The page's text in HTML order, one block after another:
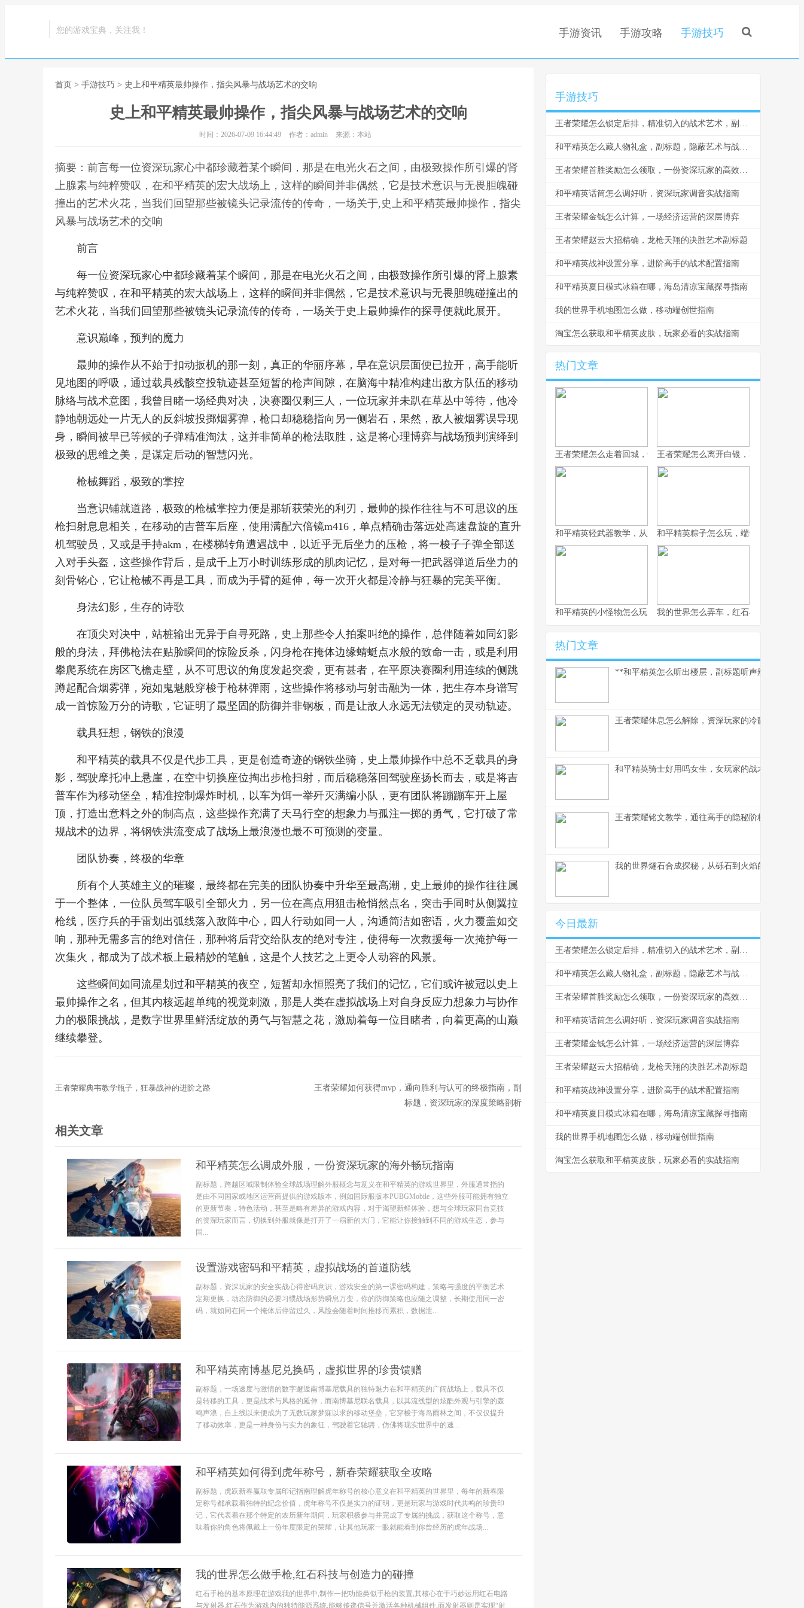
您的游戏宝典，关注我！ 手游资讯 手游攻略 手游技巧
首页 > 手游技巧 > 史上和平精英最帅操作，指尖风暴与战场艺术的交响
史上和平精英最帅操作，指尖风暴与战场艺术的交响
时间：2026-07-09 16:44:49 作者：admin 来源：本站
摘要：前言每一位资深玩家心中都珍藏着某个瞬间，那是在电光火石之间，由极致操作所引爆的肾
上腺素与纯粹赞叹，在和平精英的宏大战场上，这样的瞬间并非偶然，它是技术意识与无畏胆魄碰
撞出的艺术火花，当我们回望那些被镜头记录流传的传奇，一场关于,史上和平精英最帅操作，指尖
风暴与战场艺术的交响
前言
每一位资深玩家心中都珍藏着某个瞬间，那是在电光火石之间，由极致操作所引爆的肾上腺素
与纯粹赞叹，在和平精英的宏大战场上，这样的瞬间并非偶然，它是技术意识与无畏胆魄碰撞出的
艺术火花，当我们回望那些被镜头记录流传的传奇，一场关于史上最帅操作的探寻便就此展开。
意识巅峰，预判的魔力
最帅的操作从不始于扣动扳机的那一刻，真正的华丽序幕，早在意识层面便已拉开，高手能听
见地图的呼吸，通过载具残骸空投轨迹甚至短暂的枪声间隙，在脑海中精准构建出敌方队伍的移动
脉络与战术意图，我曾目睹一场经典对决，决赛圈仅剩三人，一位玩家并未趴在草丛中等待，他冷
静地朝远处一片无人的反斜坡投掷烟雾弹，枪口却稳稳指向另一侧岩石，果然，敌人被烟雾误导现
身，瞬间被早已等候的子弹精准淘汰，这并非简单的枪法取胜，这是将心理博弈与战场预判演绎到
极致的思维之美，是谋定后动的智慧闪光。
枪械舞蹈，极致的掌控
当意识铺就道路，极致的枪械掌控力便是那斩获荣光的利刃，最帅的操作往往与不可思议的压
枪扫射息息相关，在移动的吉普车后座，使用满配六倍镜m416，单点精确击落远处高速盘旋的直升
机驾驶员，又或是手持akm，在楼梯转角遭遇战中，以近乎无后坐力的压枪，将一梭子子弹全部送
入对手头盔，这些操作背后，是成千上万小时训练形成的肌肉记忆，是对每一把武器弹道后坐力的
刻骨铭心，它让枪械不再是工具，而成为手臂的延伸，每一次开火都是冷静与狂暴的完美平衡。
身法幻影，生存的诗歌
在顶尖对决中，站桩输出无异于自寻死路，史上那些令人拍案叫绝的操作，总伴随着如同幻影
般的身法，拜佛枪法在贴脸瞬间的惊险反杀，闪身枪在掩体边缘蜻蜓点水般的致命一击，或是利用
攀爬系统在房区飞檐走壁，从不可思议的角度发起突袭，更有甚者，在平原决赛圈利用连续的侧跳
蹲起配合烟雾弹，宛如鬼魅般穿梭于枪林弹雨，这些操作将移动与射击融为一体，把生存本身谱写
成一首惊险万分的诗歌，它证明了最坚固的防御并非钢板，而是让敌人永远无法锁定的灵动轨迹。
载具狂想，钢铁的浪漫
和平精英的载具不仅是代步工具，更是创造奇迹的钢铁坐骑，史上最帅操作中总不乏载具的身
影，驾驶摩托冲上悬崖，在空中切换座位掏出步枪扫射，而后稳稳落回驾驶座扬长而去，或是将吉
普车作为移动堡垒，精准控制爆炸时机，以车为饵一举歼灭满编小队，更有团队将蹦蹦车开上屋
顶，打造出意料之外的制高点，这些操作充满了天马行空的想象力与孤注一掷的勇气，它打破了常
规战术的边界，将钢铁洪流变成了战场上最浪漫也最不可预测的变量。
团队协奏，终极的华章
所有个人英雄主义的璀璨，最终都在完美的团队协奏中升华至最高潮，史上最帅的操作往往属
于一个整体，一位队员驾车吸引全部火力，另一位在高点用狙击枪悄然点名，突击手同时从侧翼拉
枪线，医疗兵的手雷划出弧线落入敌阵中心，四人行动如同一人，沟通简洁如密语，火力覆盖如交
响，那种无需多言的绝对信任，那种将后背交给队友的绝对专注，使得每一次救援每一次掩护每一
次集火，都成为了战术板上最精妙的笔触，这是个人技艺之上更令人动容的风景。
这些瞬间如同流星划过和平精英的夜空，短暂却永恒照亮了我们的记忆，它们或许被冠以史上
最帅操作之名，但其内核远超单纯的视觉刺激，那是人类在虚拟战场上对自身反应力想象力与协作
力的极限挑战，是数字世界里鲜活绽放的勇气与智慧之花，激励着每一位目睹者，向着更高的山巅
继续攀登。
王者荣耀典韦教学瓶子，狂暴战神的进阶之路
王者荣耀如何获得mvp，通向胜利与认可的终极指南，副
标题，资深玩家的深度策略剖析
相关文章
和平精英怎么调成外服，一份资深玩家的海外畅玩指南
副标题，跨越区域限制体验全球战场理解外服概念与意义在和平精英的游戏世界里，外服通常指的
是由不同国家或地区运营商提供的游戏版本，例如国际服版本PUBGMobile，这些外服可能拥有独立
的更新节奏，特色活动，甚至是略有差异的游戏内容，对于渴望新鲜体验，想与全球玩家同台竞技
的资深玩家而言，切换到外服就像是打开了一扇新的大门，它能让你接触到不同的游戏生态，参与
国...
设置游戏密码和平精英，虚拟战场的首道防线
副标题，资深玩家的安全实战心得密码意识，游戏安全的第一课密码构建，策略与强度的平衡艺术
定期更换，动态防御的必要习惯战场形势瞬息万变，你的防御策略也应随之调整，长期使用同一密
码，就如同在同一个掩体后停留过久，风险会随着时间推移而累积，数据泄...
和平精英南博基尼兑换码，虚拟世界的珍贵馈赠
副标题，一场速度与激情的数字邂逅南博基尼载具的独特魅力在和平精英的广阔战场上，载具不仅
是转移的工具，更是战术与风格的延伸，而南博基尼联名载具，以其流线型的炫酷外观与引擎的轰
鸣声浪，自上线以来便成为了无数玩家梦寐以求的移动堡垒，它穿梭于海岛雨林之间，不仅仅提升
了移动效率，更是一种身份与实力的象征，驾驶着它驰骋，仿佛将现实世界中的速...
和平精英如何得到虎年称号，新春荣耀获取全攻略
副标题，虎跃新春赢取专属印记指南理解虎年称号的核心意义在和平精英的世界里，每年的新春限
定称号都承载着独特的纪念价值，虎年称号不仅是实力的证明，更是玩家与游戏时代共鸣的珍贵印
记，它代表着在那个特定的农历新年期间，玩家积极参与并完成了专属的挑战，获取这个称号，意
味着你的角色将佩戴上一份年度限定的荣耀，让其他玩家一眼就能看到你曾经历的虎年战场...
我的世界怎么做手枪,红石科技与创造力的碰撞
红石手枪的基本原理在游戏我的世界中,制作一把功能类似手枪的装置,其核心在于巧妙运用红石电路
与发射器,红石作为游戏内的独特能源系统,能够传递信号并激活各种机械组件,而发射器则是实现“射
.
手游技巧
王者荣耀怎么锁定后排，精准切入的战术艺术，副标题，脆皮噩梦与团战胜负手
和平精英怎么藏人物礼盒，副标题，隐蔽艺术与战术博弈
王者荣耀首胜奖励怎么领取，一份资深玩家的高效指南，副标题，揭秘每日第一胜的隐藏技巧与深远意义
和平精英话筒怎么调好听，资深玩家调音实战指南
王者荣耀金钱怎么计算，一场经济运营的深层博弈
王者荣耀赵云大招精确，龙枪天翔的决胜艺术副标题
和平精英战神设置分享，进阶高手的战术配置指南
和平精英夏日模式冰箱在哪，海岛清凉宝藏探寻指南
我的世界手机地图怎么做，移动端创世指南
淘宝怎么获取和平精英皮肤，玩家必看的实战指南
热门文章
王者荣耀怎么走着回城，一场被忽视的战略艺术
王者荣耀怎么离开白银，副标题为突破
和平精英轻武器教学，从入门到精通的实战指南
和平精英粽子怎么玩，端午竞技的战术
和平精英的小怪物怎么玩，战术细节与实战心得我的世界怎么弄车，红石与创造的交响
热门文章
**和平精英怎么听出楼层，副标题听声辨位决胜攻
王者荣耀休息怎么解除，资深玩家的冷静思考与
和平精英骑士好用吗女生，女玩家的战术美学与实
王者荣耀铭文教学，通往高手的隐秘阶梯副标题，
我的世界燧石合成探秘，从砾石到火焰的生存艺术
今日最新
王者荣耀怎么锁定后排，精准切入的战术艺术，副标题，脆皮噩梦与团战胜负手
和平精英怎么藏人物礼盒，副标题，隐蔽艺术与战术博弈
王者荣耀首胜奖励怎么领取，一份资深玩家的高效指南，副标题，揭秘每日第一胜的隐藏技巧与深远意义
和平精英话筒怎么调好听，资深玩家调音实战指南
王者荣耀金钱怎么计算，一场经济运营的深层博弈
王者荣耀赵云大招精确，龙枪天翔的决胜艺术副标题
和平精英战神设置分享，进阶高手的战术配置指南
和平精英夏日模式冰箱在哪，海岛清凉宝藏探寻指南
我的世界手机地图怎么做，移动端创世指南
淘宝怎么获取和平精英皮肤，玩家必看的实战指南